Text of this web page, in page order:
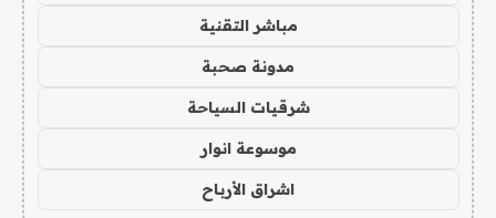
مباشر التقنية
مدونة صحبة
شرقيات السياحة
موسوعة انوار
اشراق الأرباح